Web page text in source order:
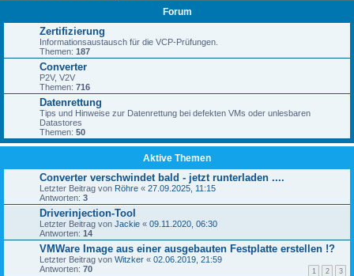
Forum
Zertifizierung
Informationsaustausch für die VCP-Prüfungen.
Themen: 187
Converter
P2V, V2V
Themen: 716
Datenrettung
Tips und Hinweise zur Datenrettung bei defekten VMs oder unlesbaren
Datastores
Themen: 50
Aktive Themen
Converter verschwindet bald - jetzt runterladen ....
Letzter Beitrag von Röhre « 27.09.2025, 11:15
Antworten: 3
Driverinjection-Tool
Letzter Beitrag von Jackie « 09.11.2020, 06:30
Antworten: 14
VMWare Image aus einer ausgebauten Festplatte erstellen !?
Letzter Beitrag von Witzker « 02.06.2019, 21:59
Antworten: 70 1 2 3